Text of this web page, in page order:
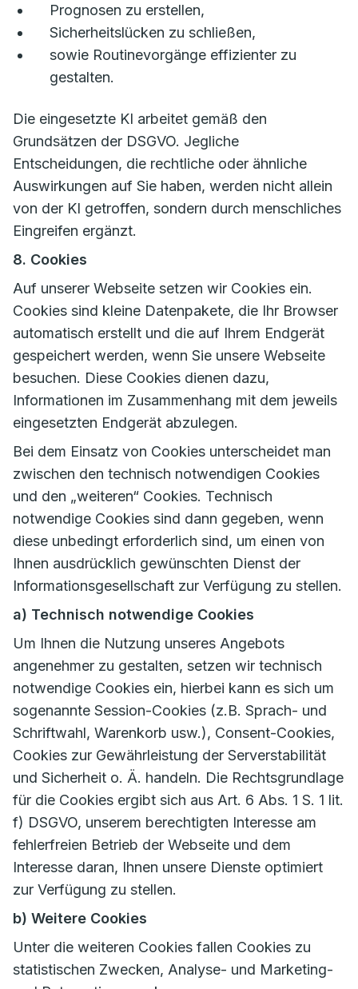
Prognosen zu erstellen,
Sicherheitslücken zu schließen,
sowie Routinevorgänge effizienter zu
gestalten.
Die eingesetzte KI arbeitet gemäß den
Grundsätzen der DSGVO. Jegliche
Entscheidungen, die rechtliche oder ähnliche
Auswirkungen auf Sie haben, werden nicht allein
von der KI getroffen, sondern durch menschliches
Eingreifen ergänzt.
8. Cookies
Auf unserer Webseite setzen wir Cookies ein.
Cookies sind kleine Datenpakete, die Ihr Browser
automatisch erstellt und die auf Ihrem Endgerät
gespeichert werden, wenn Sie unsere Webseite
besuchen. Diese Cookies dienen dazu,
Informationen im Zusammenhang mit dem jeweils
eingesetzten Endgerät abzulegen.
Bei dem Einsatz von Cookies unterscheidet man
zwischen den technisch notwendigen Cookies
und den „weiteren“ Cookies. Technisch
notwendige Cookies sind dann gegeben, wenn
diese unbedingt erforderlich sind, um einen von
Ihnen ausdrücklich gewünschten Dienst der
Informationsgesellschaft zur Verfügung zu stellen.
a) Technisch notwendige Cookies
Um Ihnen die Nutzung unseres Angebots
angenehmer zu gestalten, setzen wir technisch
notwendige Cookies ein, hierbei kann es sich um
sogenannte Session-Cookies (z.B. Sprach- und
Schriftwahl, Warenkorb usw.), Consent-Cookies,
Cookies zur Gewährleistung der Serverstabilität
und Sicherheit o. Ä. handeln. Die Rechtsgrundlage
für die Cookies ergibt sich aus Art. 6 Abs. 1 S. 1 lit.
f) DSGVO, unserem berechtigten Interesse am
fehlerfreien Betrieb der Webseite und dem
Interesse daran, Ihnen unsere Dienste optimiert
zur Verfügung zu stellen.
b) Weitere Cookies
Unter die weiteren Cookies fallen Cookies zu
statistischen Zwecken, Analyse- und Marketing-